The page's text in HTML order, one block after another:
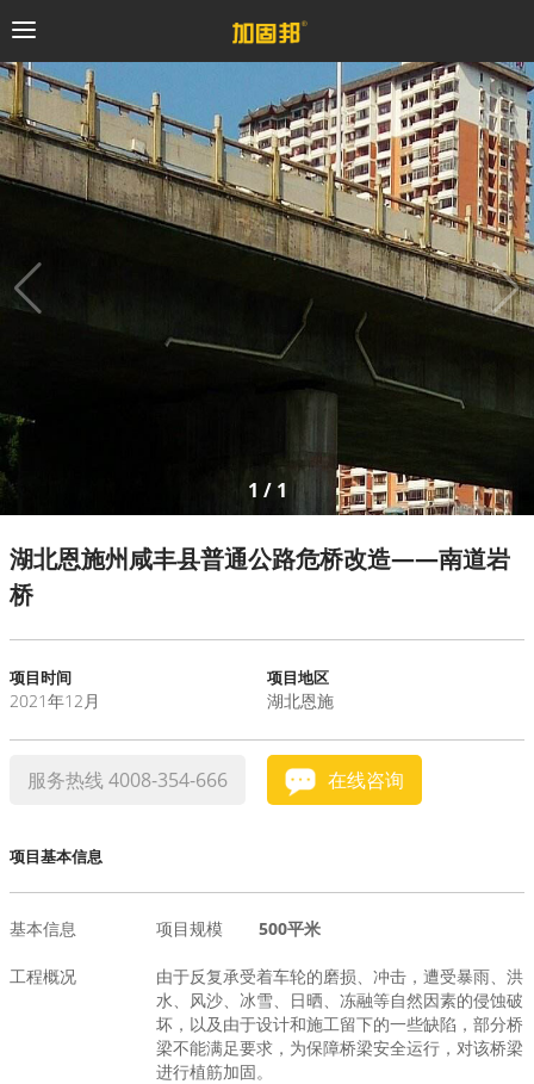
加固邦
碳纤维系统
预应力系统
水泥基系统
新能源系统
案例中心
1 / 1
湖北恩施州咸丰县普通公路危桥改造——南道岩
桥
项目时间
2021年12月
项目地区
湖北恩施
服务热线 4008-354-666 在线咨询
项目基本信息
基本信息 项目规模 500平米
工程概况
由于反复承受着车轮的磨损、冲击，遭受暴雨、洪
水、风沙、冰雪、日晒、冻融等自然因素的侵蚀破
坏，以及由于设计和施工留下的一些缺陷，部分桥
梁不能满足要求，为保障桥梁安全运行，对该桥梁
进行植筋加固。